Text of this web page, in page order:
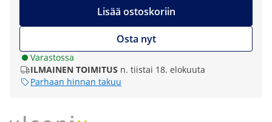
Lisää ostoskoriin
Osta nyt
Varastossa
ILMAINEN TOIMITUS n. tiistai 18. elokuuta
Parhaan hinnan takuu